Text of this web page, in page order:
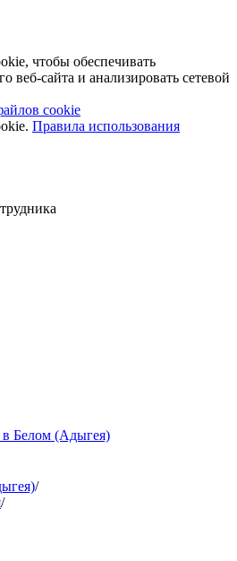
чтобы обеспечивать
веб-сайта и анализировать сетевой
cookie
Правила использования
в Белом (Адыгея)
/
/